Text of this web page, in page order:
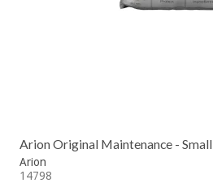
Arion Original Maintenance - Small
Arion
14798